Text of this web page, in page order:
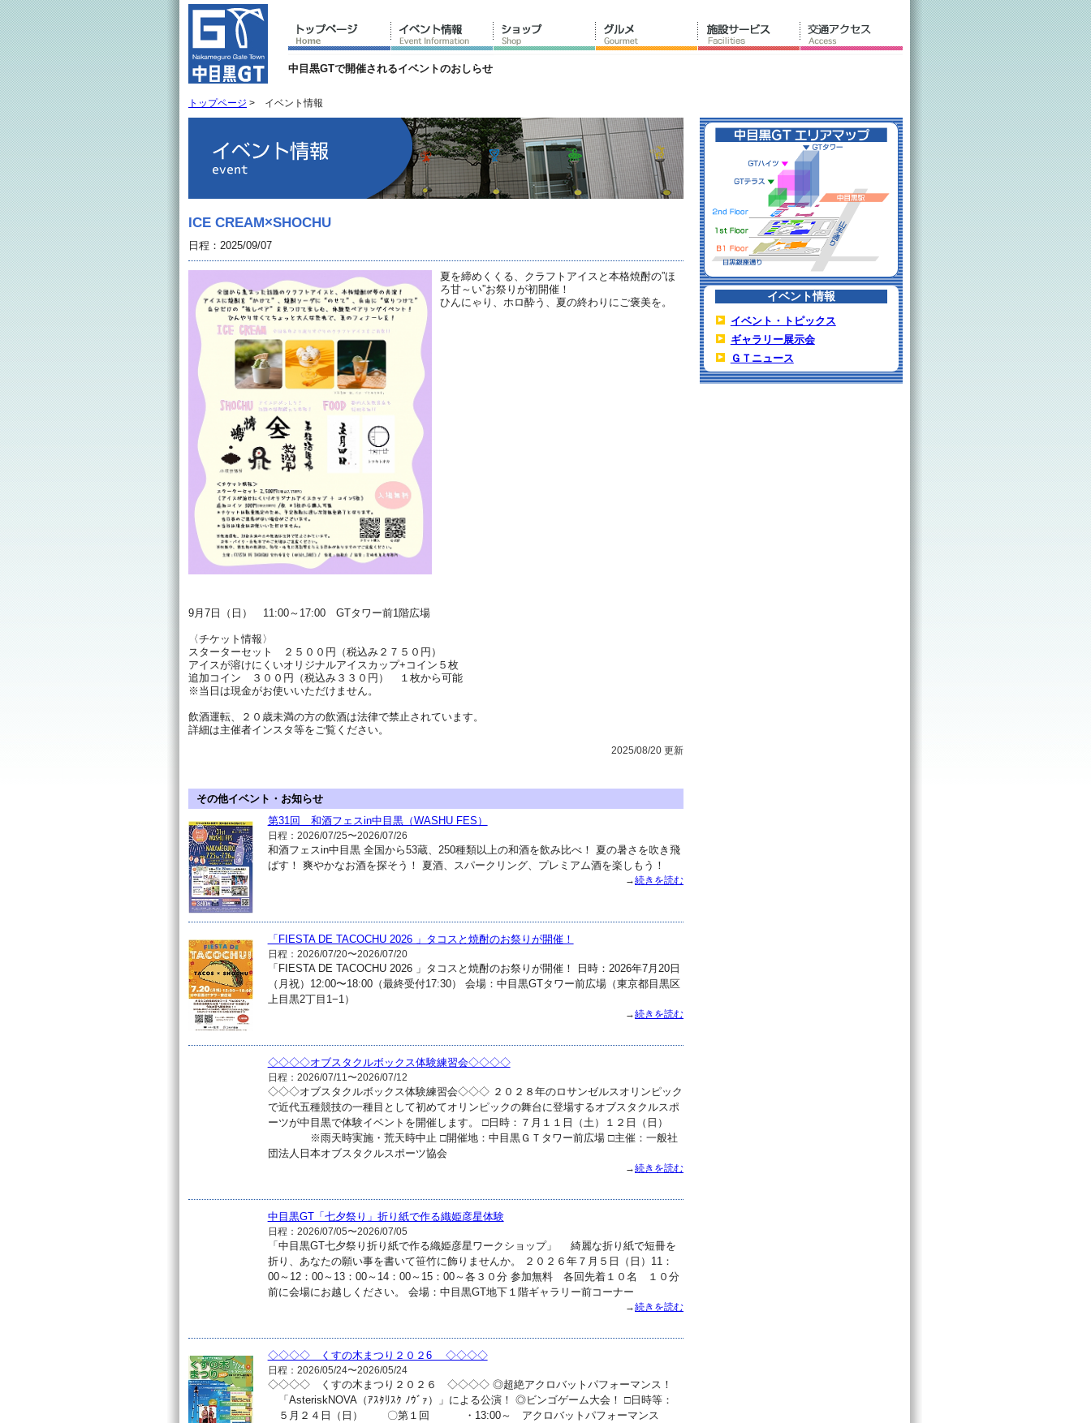
中目黒GTで開催されるイベントのおしらせ
トップページ > イベント情報
ICE CREAM×SHOCHU
日程：2025/09/07
夏を締めくくる、クラフトアイスと本格焼酎の”ほ
ろ甘～い”お祭りが初開催！
ひんにゃり、ホロ酔う、夏の終わりにご褒美を。
9月7日（日） 11:00～17:00 GTタワー前1階広場
〈チケット情報〉
スターターセット ２５００円（税込み２７５０円）
アイスが溶けにくいオリジナルアイスカップ+コイン５枚
追加コイン ３００円（税込み３３０円） １枚から可能
※当日は現金がお使いいただけません。
飲酒運転、２０歳未満の方の飲酒は法律で禁止されています。
詳細は主催者インスタ等をご覧ください。
2025/08/20 更新
その他イベント・お知らせ
第31回 和酒フェスin中目黒（WASHU FES）
日程：2026/07/25〜2026/07/26
和酒フェスin中目黒 全国から53蔵、250種類以上の和酒を飲み比べ！ 夏の暑さを吹き飛
ばす！ 爽やかなお酒を探そう！ 夏酒、スパークリング、プレミアム酒を楽しもう！
→続きを読む
「FIESTA DE TACOCHU 2026 」タコスと焼酎のお祭りが開催！
日程：2026/07/20〜2026/07/20
「FIESTA DE TACOCHU 2026 」タコスと焼酎のお祭りが開催！ 日時：2026年7月20日
（月祝）12:00〜18:00（最終受付17:30） 会場：中目黒GTタワー前広場（東京都目黒区
上目黒2丁目1−1）
→ 続きを読む
◇◇◇◇オブスタクルボックス体験練習会◇◇◇◇
日程：2026/07/11〜2026/07/12
◇◇◇オブスタクルボックス体験練習会◇◇◇ ２０２８年のロサンゼルスオリンピック
で近代五種競技の一種目として初めてオリンピックの舞台に登場するオブスタクルスポ
ーツが中目黒で体験イベントを開催します。 □日時：７月１１日（土）１２日（日）
※雨天時実施・荒天時中止 □開催地：中目黒ＧＴタワー前広場 □主催：一般社
団法人日本オブスタクルスポーツ協会
→ 続きを読む
中目黒GT「七夕祭り」折り紙で作る織姫彦星体験
日程：2026/07/05〜2026/07/05
「中目黒GT七夕祭り折り紙で作る織姫彦星ワークショップ」 綺麗な折り紙で短冊を
折り、あなたの願い事を書いて笹竹に飾りませんか。 ２０２６年７月５日（日）11：
00～12：00～13：00～14：00～15：00～各３０分 参加無料 各回先着１０名 １０分
前に会場にお越しください。 会場：中目黒GT地下１階ギャラリー前コーナー
→ 続きを読む
◇◇◇◇ くすの木まつり２０２6 ◇◇◇◇
日程：2026/05/24〜2026/05/24
◇◇◇◇ くすの木まつり２０２６ ◇◇◇◇ ◎超絶アクロバットパフォーマンス！
「AsteriskNOVA（ｱｽﾀﾘｽｸ ﾉｳﾞｧ）」による公演！ ◎ビンゴゲーム大会！ □日時等：
５月２４日（日） 〇第１回 ・13:00～ アクロバットパフォーマンス
イベント情報
イベント・トピックス
ギャラリー展示会
ＧＴニュース